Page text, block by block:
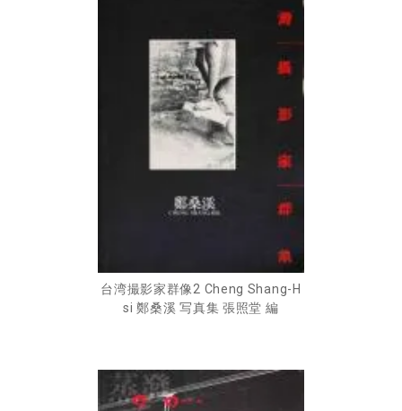
台湾撮影家群像2 Cheng Shang-H
si 鄭桑溪 写真集 張照堂 編